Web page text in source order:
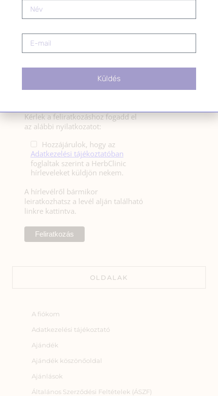
HÍRLEVÉL FELIRATKOZÁS
Kérlek a feliratkozáshoz fogadd el
az alábbi nyilatkozatot:
Hozzájárulok, hogy az
Adatkezelési tájékoztatóban
foglaltak szerint a HerbClinic
hírleveleket küldjön nekem.
A hírlevélről bármikor
leiratkozhatsz a levél alján található
linkre kattintva.
OLDALAK
A fiókom
Adatkezelési tájékoztató
Ajándék
Ajándék köszönőoldal
Ajánlások
Általános Szerződési Feltételek (ÁSZF)
Küldés